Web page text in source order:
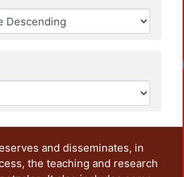
and disseminates, in
the teaching and research